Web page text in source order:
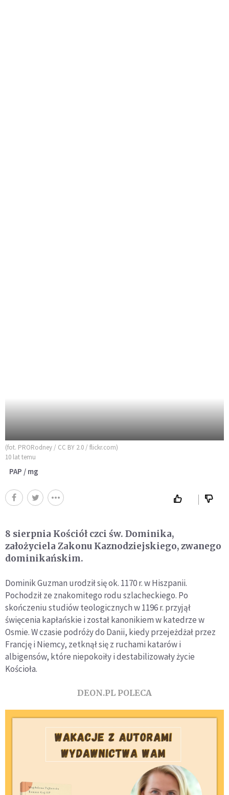
(fot. PRORodney / CC BY 2.0 / flickr.com)
10 lat temu
PAP / mg
8 sierpnia Kościół czci św. Dominika,
założyciela Zakonu Kaznodziejskiego, zwanego
dominikańskim.
Dominik Guzman urodził się ok. 1170 r. w Hiszpanii.
Pochodził ze znakomitego rodu szlacheckiego. Po
skończeniu studiów teologicznych w 1196 r. przyjął
święcenia kapłańskie i został kanonikiem w katedrze w
Osmie. W czasie podróży do Danii, kiedy przejeżdżał przez
Francję i Niemcy, zetknął się z ruchami katarów i
albigensów, które niepokoiły i destabilizowały życie
Kościoła.
DEON.PL POLECA